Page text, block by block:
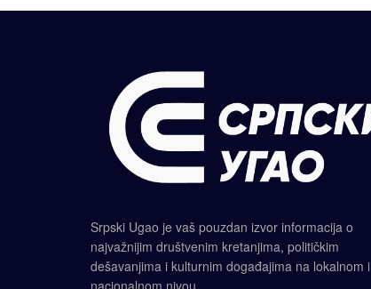
Srpski Ugao je vaš pouzdan izvor informacija o
najvažnijim društvenim kretanjima, političkim
dešavanjima i kulturnim događajima na lokalnom i
nacionalnom nivou.